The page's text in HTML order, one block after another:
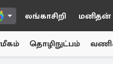
லங்காசிறி மனிதன்
தொழிநுட்பம்